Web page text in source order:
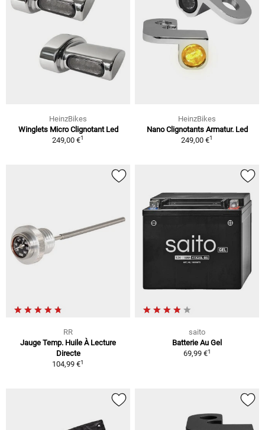
HeinzBikes
Winglets Micro Clignotant Led
249,00 €1
HeinzBikes
Nano Clignotants Armatur. Led
249,00 €1
RR
Jauge Temp. Huile À Lecture
Directe
104,99 €1
saito
Batterie Au Gel
69,99 €1